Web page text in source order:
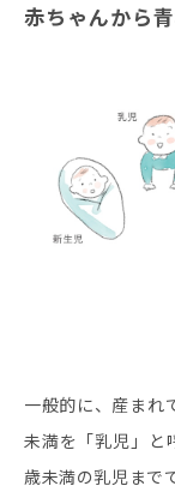
赤ちゃんから
一般的に、産まれ
未満を「乳児」と
歳未満の乳児まで